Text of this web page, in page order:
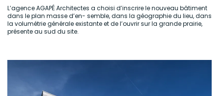
L’agence AGAPÉ Architectes a choisi d’inscrire le nouveau bâtiment
dans le plan masse d’en- semble, dans la géographie du lieu, dans
la volumétrie générale existante et de l’ouvrir sur la grande prairie,
présente au sud du site.